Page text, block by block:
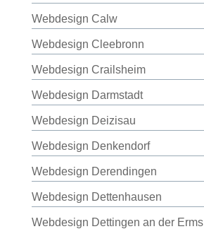
Webdesign Calw
Webdesign Cleebronn
Webdesign Crailsheim
Webdesign Darmstadt
Webdesign Deizisau
Webdesign Denkendorf
Webdesign Derendingen
Webdesign Dettenhausen
Webdesign Dettingen an der Erms